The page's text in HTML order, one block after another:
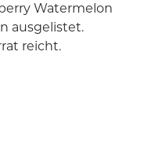
Watermelon
ausgelistet.
reicht.